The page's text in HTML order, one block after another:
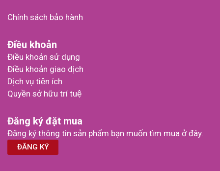
Chính sách bảo hành
Điều khoản
Điều khoản sử dụng
Điều khoản giao dịch
Dịch vụ tiện ích
Quyền sở hữu trí tuệ
Đăng ký đặt mua
Đăng ký thông tin sản phẩm bạn muốn tìm mua ở đây.
ĐĂNG KÝ